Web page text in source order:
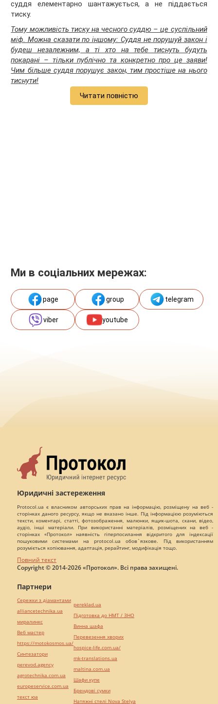
суддя елементарно шантажується, а не піддається
тиску.
Тому можливість тиску на чесного суддю – це суспільний
міф. Можна сказати по іншому: Суддя не порушуй закон і
будеш незалежним, а ті хто на тебе тиснуть будуть
покарані – тільки публічно та конкретно про це заяви!
Чим більше суддя порушує закон, тим простіше на нього
тиснути!
Читати повністю
Ми в соціальних мережах:
page group telegram
viber youtube
Юридичні застереження
Protocol.ua є власником авторських прав на інформацію, розміщену на веб -
сторінках даного ресурсу, якщо не вказано інше. Під інформацією розуміються
тексти, коментарі, статті, фотозображення, малюнки, ящик-шота, скани, відео,
аудіо, інші матеріали. При використанні матеріалів, розміщених на веб -
сторінках «Протокол» наявність гіперпосилання відкритого для індексації
пошуковими системами на protocol.ua обов`язкове. Під використанням
розуміється копіювання, адаптація, рерайтинг, модифікація тощо.
Повний текст
Copyright © 2014-2026 «Протокол». Всі права захищені.
Партнери
Сережки з діамантами
alliancetechnika.ua
миралинкс
Веб мастер
https://motokosmos.ua/
Синтезатори
perevod.agency
agrotechnika.com.ua
europeservice.com.ua
текст юа
pereklad.ua
Підготовка до НМТ / ЗНО
Винна шафа
Перевезення хворих
hospice-life.com.ua/
mk-translations.ua
maltina.com.ua
Шафи купе
Брендові сумки
Натяжні стелі Nova Stelya